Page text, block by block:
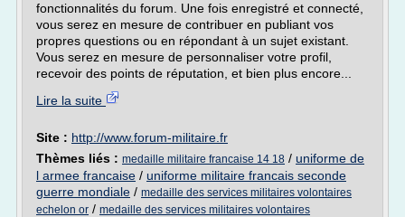
fonctionnalités du forum. Une fois enregistré et connecté,
vous serez en mesure de contribuer en publiant vos
propres questions ou en répondant à un sujet existant.
Vous serez en mesure de personnaliser votre profil,
recevoir des points de réputation, et bien plus encore...
Lire la suite
Site : http://www.forum-militaire.fr
Thèmes liés : medaille militaire francaise 14 18 / uniforme de
l armee francaise / uniforme militaire francais seconde
guerre mondiale / medaille des services militaires volontaires
echelon or / medaille des services militaires volontaires